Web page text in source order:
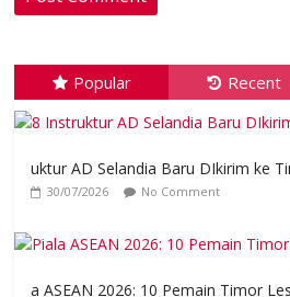
Popular Recent
uktur AD Selandia Baru DIkirim ke
30/07/2026 No Comment
a ASEAN 2026: 10 Pemain Timor